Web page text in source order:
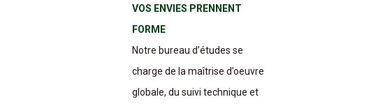
VOS ENVIES PRENNENT
FORME
Notre bureau d’études se
charge de la maîtrise d’oeuvre
globale, du suivi technique et